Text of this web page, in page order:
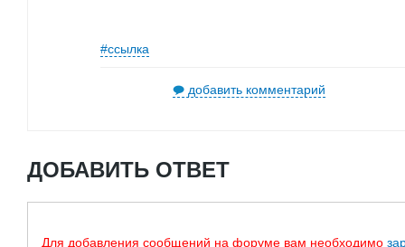
#ссылка
добавить комментарий
ДОБАВИТЬ ОТВЕТ
Для добавления сообщений на форуме вам необходимо